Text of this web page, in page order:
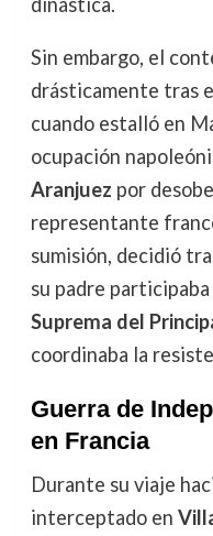
Sin embargo, el
drásticamente tras
cuando estalló en
ocupación
Aranjuez por
representante
sumisión, decidió
su padre
Suprema del
coordinaba la
Guerra de
en Francia
Durante su viaje
interceptado en